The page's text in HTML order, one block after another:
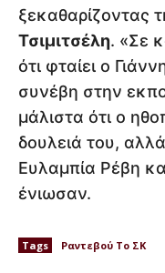
ξεκαθαρίζοντας
Τσιμιτσέλη. «Σε
ότι φταίει ο
συνέβη στην
μάλιστα ότι ο
δουλειά του,
Ευλαμπία Ρέβη
ένιωσαν.
Tags Ραντεβού Το ΣΚ